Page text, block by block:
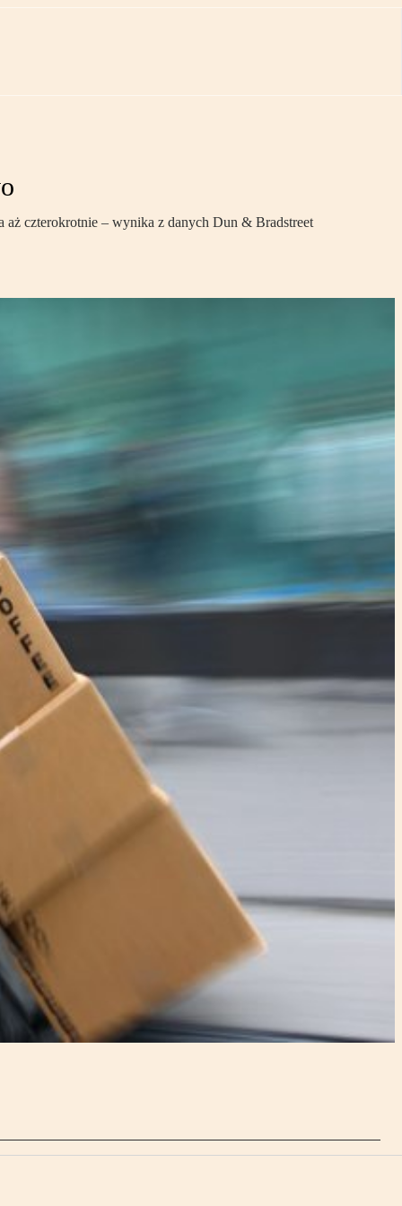
aż czterokrotnie – wynika z danych Dun & Bradstreet